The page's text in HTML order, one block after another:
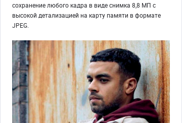
сохранение любого кадра в виде снимка 8,8 МП с
высокой детализацией на карту памяти в формате
JPEG.